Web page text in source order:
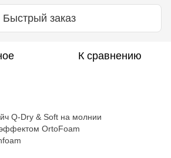
Быстрый заказ
К сравнению
Q-Dry & Soft на молнии
OrtoFoam